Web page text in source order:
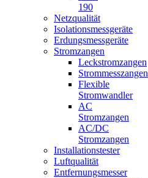
190
Netzqualität
Isolationsmessgeräte
Erdungsmessgeräte
Stromzangen
Leckstromzangen
Strommesszangen
Flexible
Stromwandler
AC
Stromzangen
AC/DC
Stromzangen
Installationstester
Luftqualität
Entfernungsmesser